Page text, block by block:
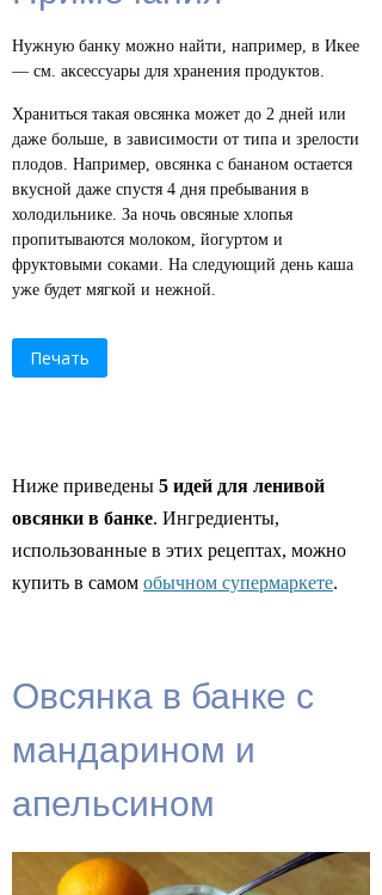
Нужную банку можно найти, например, в Икее
— см. аксессуары для хранения продуктов.
Храниться такая овсянка может до 2 дней или
даже больше, в зависимости от типа и зрелости
плодов. Например, овсянка с бананом остается
вкусной даже спустя 4 дня пребывания в
холодильнике. За ночь овсяные хлопья
пропитываются молоком, йогуртом и
фруктовыми соками. На следующий день каша
уже будет мягкой и нежной.
Печать
Ниже приведены 5 идей для ленивой
овсянки в банке. Ингредиенты,
использованные в этих рецептах, можно
купить в самом обычном супермаркете.
Овсянка в банке с
мандарином и
апельсином